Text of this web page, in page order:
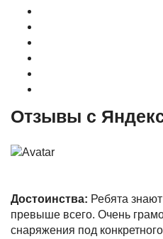
Отзывы с
Достоинства: Ребята
превыше всего. Очень
снаряжения под